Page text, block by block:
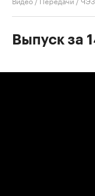
Выпуск за